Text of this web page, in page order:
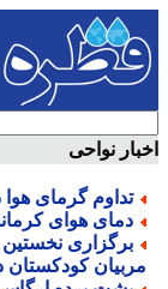
نواحی
تداوم گرمای هوا
دمای هوای
برگزاری نخستین
کودکستان در